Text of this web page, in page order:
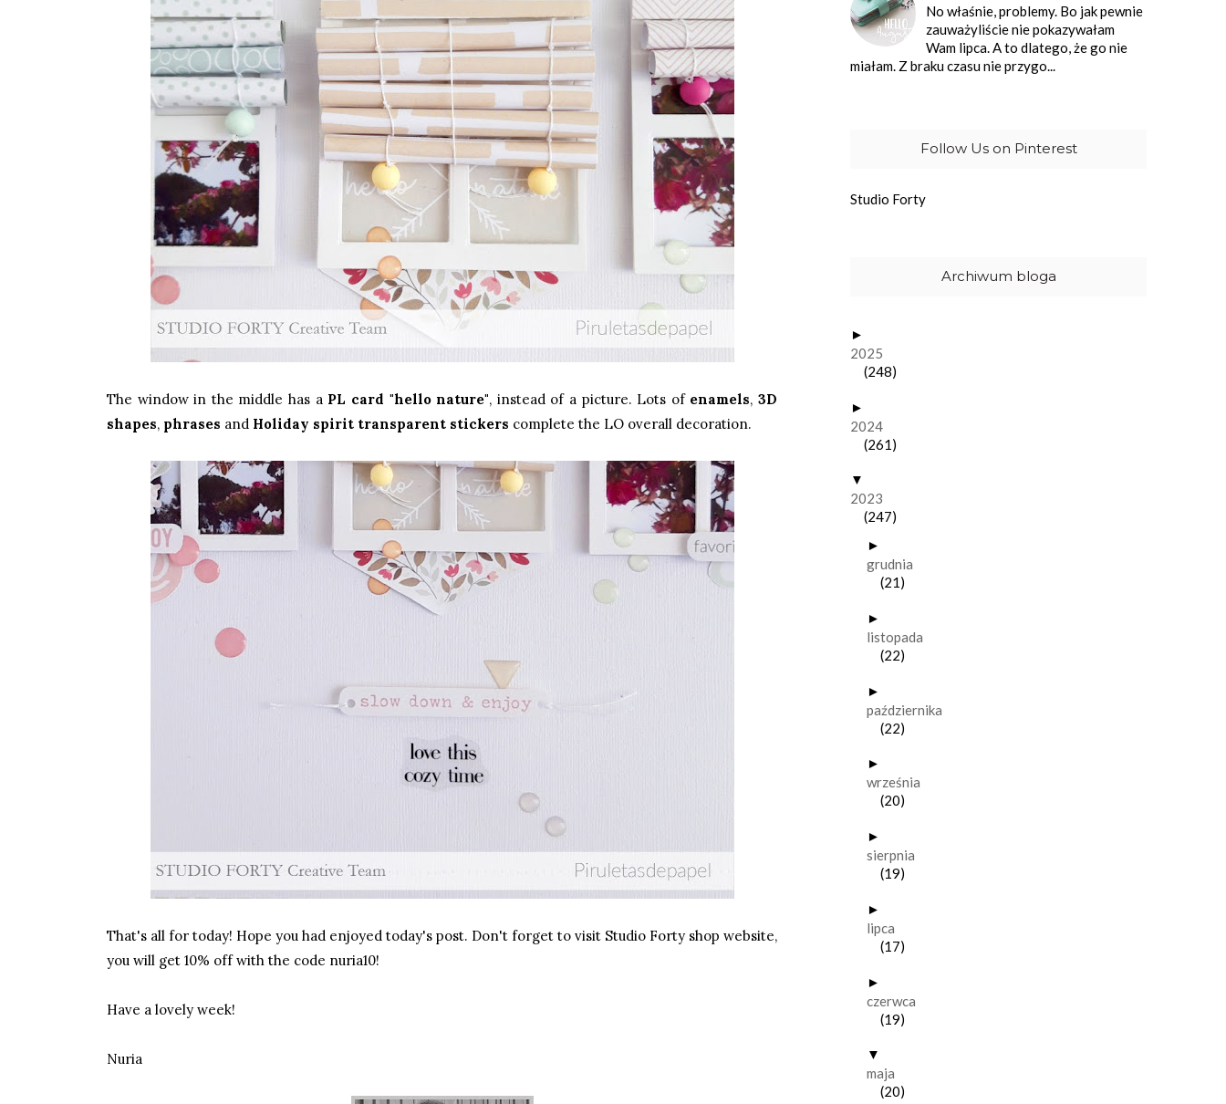
The window in the middle has a PL card "hello nature", instead of a picture. Lots of enamels,3D
shapes, phrases and Holiday spirit transparent stickers complete the LO overall decoration.
That's all for today! Hope you had enjoyed today's post. Don't forget to visit Studio Forty shop website,
you will get 10% off with the code nuria10!
Have a lovely week!
Nuria
No właśnie, problemy. Bo jak pewnie
zauważyliście nie pokazywałam
Wam lipca. A to dlatego, że go nie
miałam. Z braku czasu nie przygo...
Follow Us on Pinterest
Studio Forty
Archiwum bloga
►
2025
(248)
►
2024
(261)
▼
2023
(247)
►
grudnia
(21)
►
listopada
(22)
►
października
(22)
►
września
(20)
►
sierpnia
(19)
►
lipca
(17)
►
czerwca
(19)
▼
maja
(20)